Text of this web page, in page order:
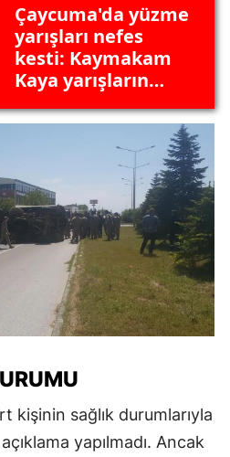
Çaycuma'da yüzme
yarışları nefes
kesti: Kaymakam
Kaya yarışların
kişinin sağlık durumlarıyla
yapılmadı. Ancak